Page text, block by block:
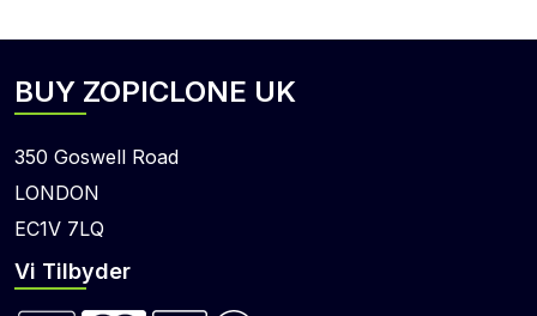
BUY ZOPICLONE UK
350 Goswell Road
LONDON
EC1V 7LQ
Vi Tilbyder